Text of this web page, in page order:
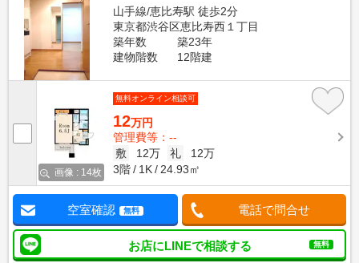
山手線/恵比寿駅 徒歩2分
東京都渋谷区恵比寿西１丁目
築年数
築23年
建物階数
12階建
画像 : 14枚
無料オンライン相談可
12万円
管理費等：--
敷
12万 礼
12万
3階
1K 24.93㎡
空室確認 無料 電話で問合せ
お店にLINEで相談する 無料